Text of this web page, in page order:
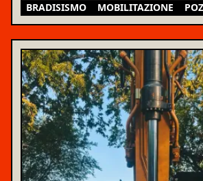
BRADISISMO MOBILITAZIONE